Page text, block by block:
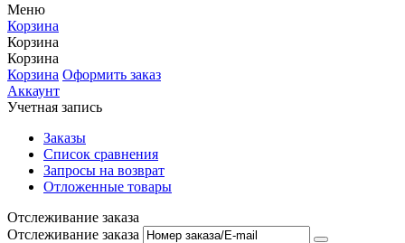
Меню
Корзина
Корзина
Корзина
Корзина Оформить заказ
Аккаунт
Учетная запись
Заказы
Список сравнения
Запросы на возврат
Отложенные товары
Отслеживание заказа
Отслеживание заказа